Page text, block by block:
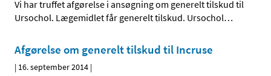
Vi har truffet afgørelse i ansøgning om generelt tilskud til
Ursochol. Lægemidlet får generelt tilskud. Ursochol…
Afgørelse om generelt tilskud til Incruse
| 16. september 2014 |